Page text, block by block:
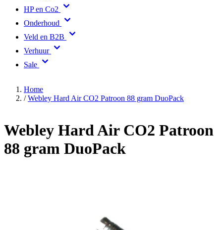
Kleding
HP en Co2
Onderhoud
Veld en B2B
Verhuur
Home
Webley Hard Air CO2 Patroon
88 gram DuoPack